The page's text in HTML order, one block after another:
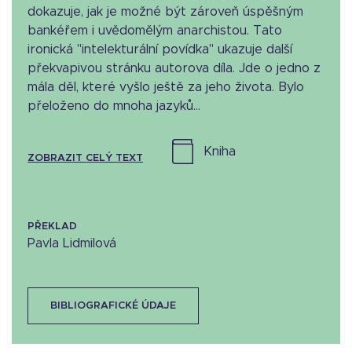
dokazuje, jak je možné být zároveň úspěšným
bankéřem i uvědomělým anarchistou. Tato
ironická "intelekturální povídka" ukazuje další
překvapivou stránku autorova díla. Jde o jedno z
mála děl, které vyšlo ještě za jeho života. Bylo
přeloženo do mnoha jazyků...
ZOBRAZIT CELÝ TEXT
kniha
PŘEKLAD
Pavla Lidmilová
BIBLIOGRAFICKÉ ÚDAJE